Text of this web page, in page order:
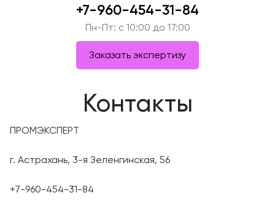
+7-960-454-31-84
Пн-Пт: c 10:00 до 17:00
Заказать экспертизу
Контакты
ПРОМЭКСПЕРТ
г. Астрахань, 3-я Зеленгинская, 56
+7-960-454-31-84